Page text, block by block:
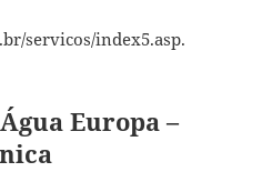
servicos/index5.asp.
Europa –